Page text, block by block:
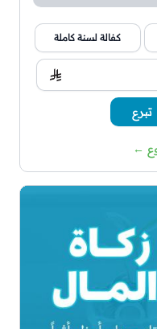
كفالة لسنة كاملة
تبرع
←